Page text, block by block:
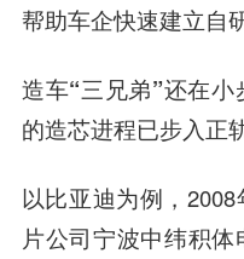
帮助车企快速建立自
造车“三兄弟”还在
的造芯进程已步入正轨
以比亚迪为例，
片公司宁波中纬积体